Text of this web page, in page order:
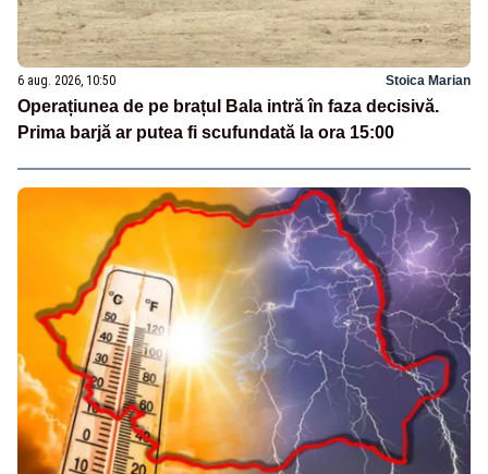
6 aug. 2026, 10:50 Stoica Marian
Operațiunea de pe brațul Bala intră în faza decisivă.
Prima barjă ar putea fi scufundată la ora 15:00